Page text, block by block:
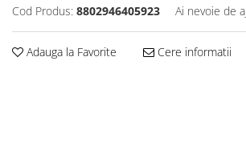
Cod Produs: 8802946405923 Ai nevoie de
Adauga la Favorite Cere informatii